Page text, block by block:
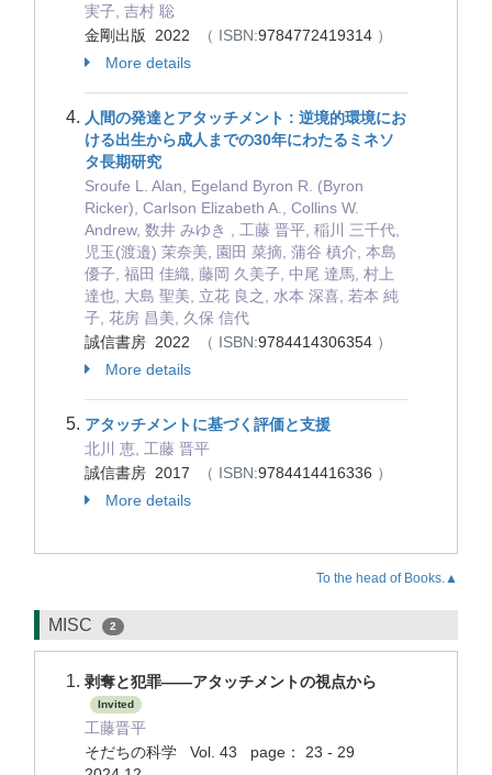
実子, 吉村 聡
金剛出版 2022
（ ISBN:9784772419314 ）
More details
人間の発達とアタッチメント : 逆境的環境にお
ける出生から成人までの30年にわたるミネソ
タ長期研究
Sroufe L. Alan, Egeland Byron R. (Byron
Ricker), Carlson Elizabeth A., Collins W.
Andrew, 数井 みゆき , 工藤 晋平, 稲川 三千代,
児玉(渡邉) 茉奈美, 園田 菜摘, 蒲谷 槙介, 本島
優子, 福田 佳織, 藤岡 久美子, 中尾 達馬, 村上
達也, 大島 聖美, 立花 良之, 水本 深喜, 若本 純
子, 花房 昌美, 久保 信代
誠信書房 2022
（ ISBN:9784414306354 ）
More details
アタッチメントに基づく評価と支援
北川 恵, 工藤 晋平
誠信書房 2017
（ ISBN:9784414416336 ）
More details
To the head of Books.▲
MISC 2
剥奪と犯罪——アタッチメントの視点から
Invited
工藤晋平
そだちの科学 Vol. 43 page： 23 - 29